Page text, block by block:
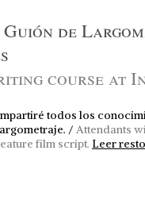
Guión de
course at
todos los
/ Attendants
film script. Leer